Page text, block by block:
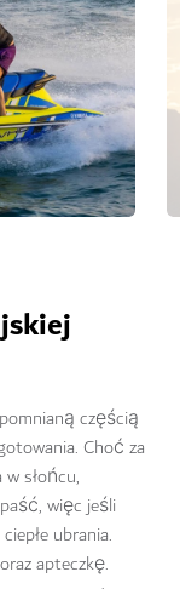
częścią
Choć za
słońcu,
więc jeśli
ubrania.
apteczkę.